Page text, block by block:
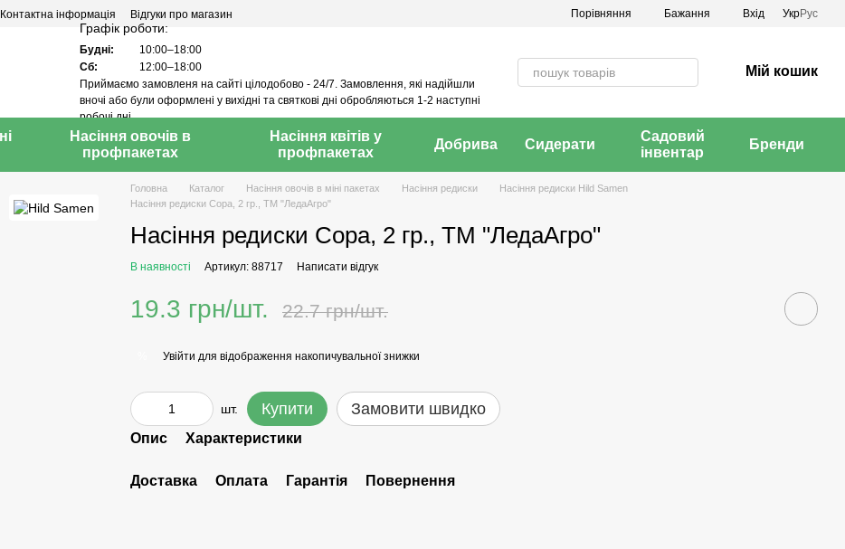
Контактна інформація Відгуки про магазин Порівняння Бажання Вхід УкрРус
Графік роботи:
Будні:
10:00–18:00
Сб:
12:00–18:00
Приймаємо замовленя на сайті цілодобово - 24/7. Замовлення, які надійшли
вночі або були оформлені у вихідні та святкові дні обробляються 1-2 наступні
робочі дні.
Мій кошик
Насіння овочів в
профпакетах
Насіння квітів у
профпакетах
Добрива Сидерати
Садовий
інвентар
Бренди
Головна Каталог Насіння овочів в міні пакетах Насіння редиски
Насіння редиски Hild Samen
Насіння редиски Сора, 2 гр., ТМ "ЛедаАгро"
Насіння редиски Сора, 2 гр., ТМ "ЛедаАгро"
В наявності Артикул: 88717 Написати відгук
19.3 грн/шт. 22.7 грн/шт.
Увійти для відображення накопичувальної знижки
шт. Купити Замовити швидко
Опис Характеристики
Доставка Оплата Гарантія Повернення